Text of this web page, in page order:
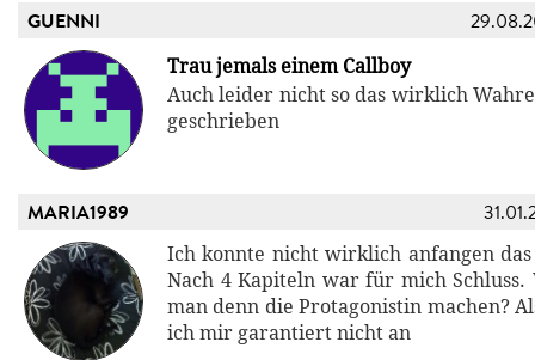
GUENNI
Trau jemals einem Callboy
Auch leider nicht so das wirklich
geschrieben
MARIA1989
Ich konnte nicht wirklich anfangen das
Nach 4 Kapiteln war für mich Schluss.
man denn die Protagonistin machen?
ich mir garantiert nicht an